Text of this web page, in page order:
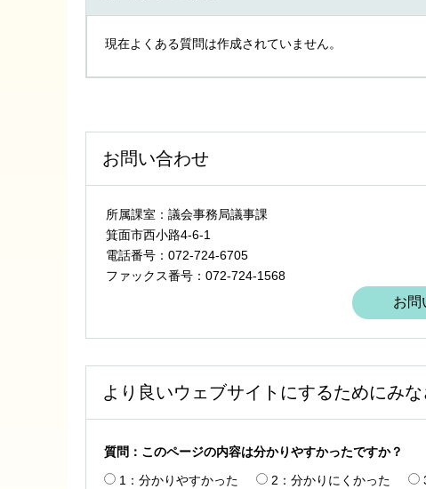
現在よくある質問は作成されていません。
お問い合わせ
所属課室：議会事務局議事課
箕面市西小路4‐6‐1
電話番号：072-724-6705
ファックス番号：072-724-1568
より良いウェブサイトにするためにみ
質問：このページの内容は分かりやすかったですか？
1：分かりやすかった
2：分かりにくかった